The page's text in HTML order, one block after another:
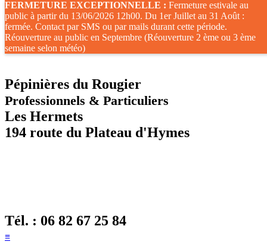
FERMETURE EXCEPTIONNELLE : Fermeture estivale au
public à partir du 13/06/2026 12h00. Du 1er Juillet au 31 Août :
fermée. Contact par SMS ou par mails durant cette période.
Réouverture au public en Septembre (Réouverture 2 ème ou 3 ème
semaine selon météo)
Pépinières du Rougier
Professionnels & Particuliers
Les Hermets
194 route du Plateau d'Hymes
Tél. : 06 82 67 25 84
≡